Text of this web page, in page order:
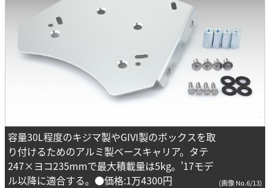
容量30L程度のキジマ製やGIVI製のボックスを取
り付けるためのアルミ製ベースキャリア。タテ
247×ヨコ235mmで最大積載量は5kg。'17モデ
ル以降に適合する。●価格:1万4300円
(画像 No.6/13)